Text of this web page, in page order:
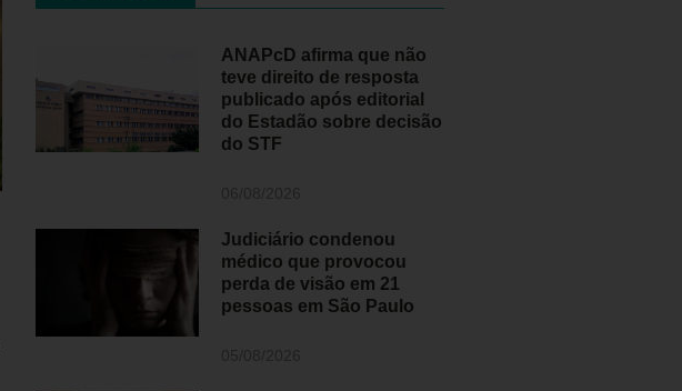
ANAPcD afirma que não
teve direito de resposta
publicado após editorial
do Estadão sobre decisão
do STF
Judiciário condenou
médico que provocou
perda de visão em 21
pessoas em São Paulo